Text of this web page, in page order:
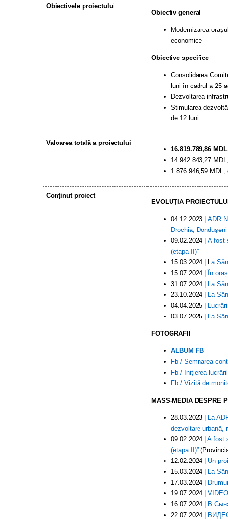
Obiectivele proiectului
Obiectiv general
Modernizarea
economice
Obiective specifice
Consolidarea
luni în cadrul a 25
Dezvoltarea
Stimularea
de 12 luni
Valoarea totală a proiectului
16.819.789,86
14.942.843,27
1.876.946,59 MDL,
Conținut proiect
EVOLUȚIA PROIECTULUI
04.12.2023 | ADR
Drochia,
09.02.2024
A fost
(etapa II)”
15.03.2024 | La
15.07.2024 |
În
31.07.2024 |
La
23.10.2024 |
La
04.04.2025 |
03.07.2025 |
La
FOTOGRAFII
ALBUM FB
Fb / Semnarea
Fb / Inițierea
Fb / Vizită de
MASS-MEDIA DESPRE
28.03.2023 |
La
dezvoltare urbană,
09.02.2024 | A fost
(etapa II)”
12.02.2024 | Un
15.03.2024 |
La
17.03.2024 |
19.07.2024 |
16.07.2024 |
В
22.07.2024 |